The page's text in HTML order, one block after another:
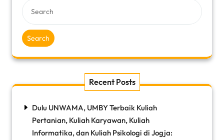
Search
Recent Posts
Dulu UNWAMA, UMBY Terbaik Kuliah
Pertanian, Kuliah Karyawan, Kuliah
Informatika, dan Kuliah Psikologi di Jogja: